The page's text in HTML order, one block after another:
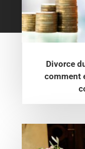
Divorce
comment